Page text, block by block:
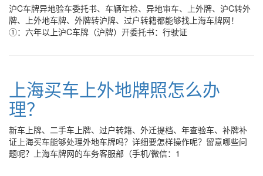
沪C车牌异地验车委托书、车辆年检、异地审车、上外牌、沪C转外
牌、上外地车牌、外牌转沪牌、过户转籍都能够找上海车牌网！
①：六年以上沪C车牌（沪牌）开委托书：行驶证
上海买车上外地牌照怎么办
理？
新车上牌、二手车上牌、过户转籍、外迁提档、年查验车、补牌补
证上海买车能够处理外地车牌吗？详细要怎样操作呢？留意哪些问
题呢？上海车牌网的车务客服部（手机/微信：1